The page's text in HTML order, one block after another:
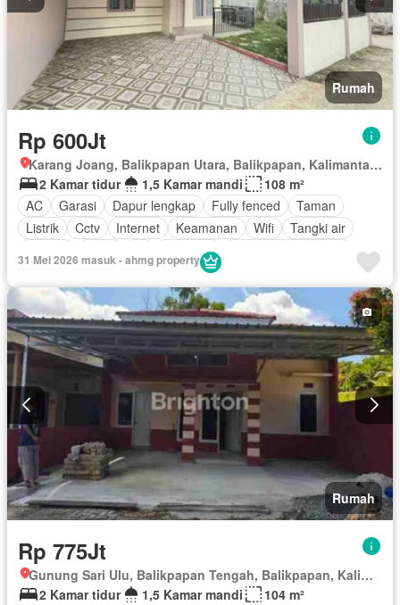
Rumah
Rp 600Jt
Karang Joang, Balikpapan Utara, Balikpapan, Kalimantan Timur
2 Kamar tidur
1,5 Kamar mandi
108 m²
AC
Garasi Dapur lengkap Fully fenced
Taman
Listrik
Cctv Internet Keamanan Wifi
Tangki air
Halaman
31 Mei 2026 masuk - ahmg property
Rumah
Rp 775Jt
Gunung Sari Ulu, Balikpapan Tengah, Balikpapan, Kalimantan Timur
2 Kamar tidur
1,5 Kamar mandi
104 m²